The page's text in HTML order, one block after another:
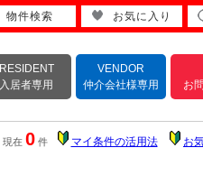
RESIDENT
入居者専用
VENDOR
仲介会社様専用
お
現在 0 件 マイ条件の活用法 お
物件検索 お気に入り